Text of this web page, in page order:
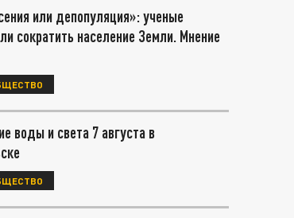
или депопуляция»: ученые
сократить население Земли. Мнение
воды и света 7 августа в